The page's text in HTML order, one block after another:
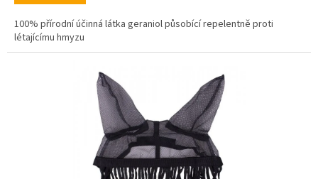
100% přírodní účinná látka geraniol působící repelentně proti
létajícímu hmyzu